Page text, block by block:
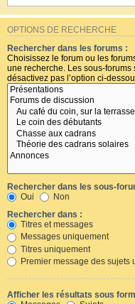
OPTIONS DE RECHERCHE
Rechercher dans les forums :
Choisissez le forum ou les
une recherche. Les sous-
désactivez pas l’option ci-
Rechercher dans les sous-
Oui
Non
Rechercher dans :
Titres et messages
Messages uniquement
Titres uniquement
Premier message des sujets
Afficher les résultats sous